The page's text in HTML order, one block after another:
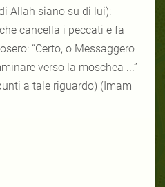
Allah siano su di lui):
cancella i peccati e fa
“Certo, o Messaggero
verso la moschea ...”
a tale riguardo) (Imam